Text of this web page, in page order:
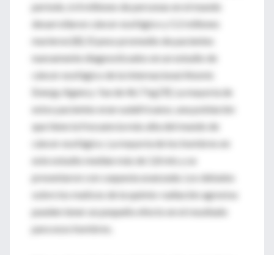
período, 6.4 millones de personas en el mundo
desarrollaron cáncer esofágico y 5.2 millones
murieron [8]. El peso promedio de pacientes
nuevamente diagnosticados en un estudio de
cáncer esofágico de la Internacional Atomic
Energy Agency fue de 46.7 kg [9]. La mayoría de
estos pacientes eran sudafricanos, una población
que tiene la frecuencia más alta del mundo de
cáncer esofágico. La mayoría de los hombres en
este estudio medían más de 1,8 mts y se
presentaron con caquexia avanzada. Los debates
sobre los matices de la quimio-radiación agresiva
pueden tener un pequeño efecto en el resultado
para esos hombres.